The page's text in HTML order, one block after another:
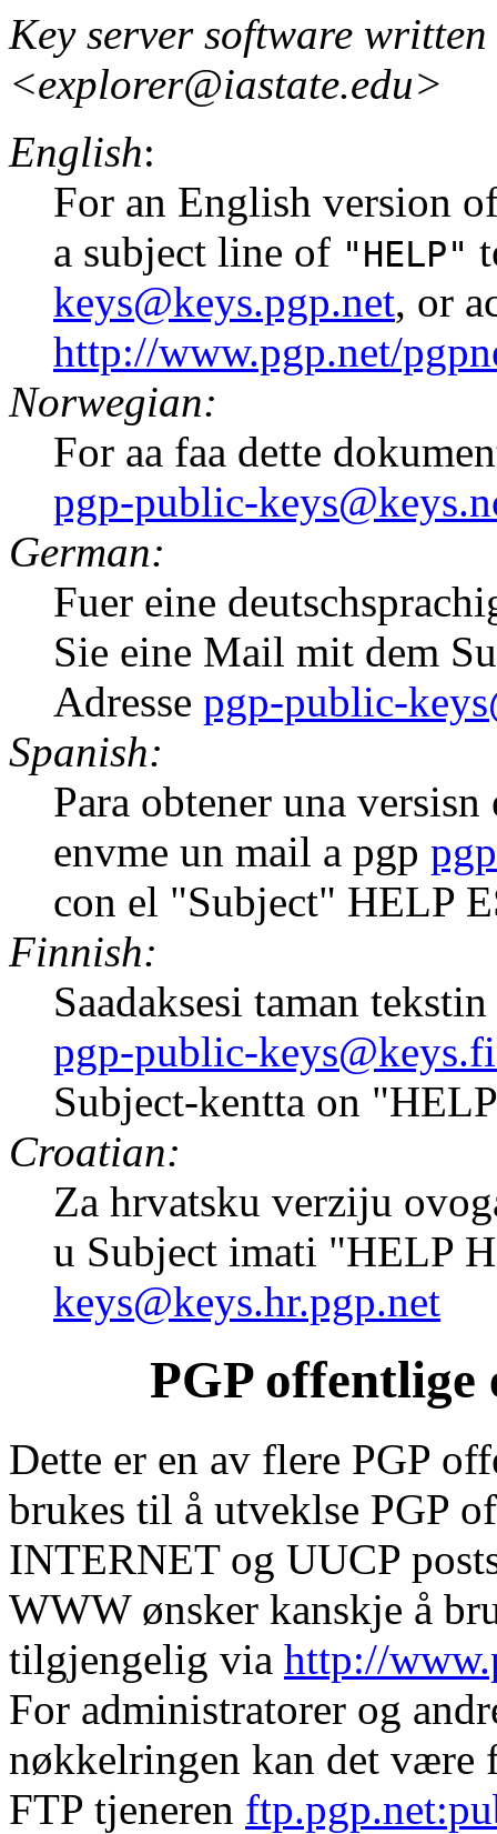
Key server software
<explorer@iastate.edu>
English:
For an English version
a subject line of "HELP"
keys@keys.pgp.net, or
http://www.pgp.net/
Norwegian:
For aa faa dette
pgp-public-
German:
Fuer eine
Sie eine Mail mit dem
Adresse pgp-public-
Spanish:
Para obtener una
envme un mail a pgp
con el "Subject" HELP
Finnish:
Saadaksesi taman
pgp-public-
Subject-kentta on
Croatian:
Za hrvatsku verziju
u Subject imati "HELP
keys@keys.hr.pgp.net
PGP offentlige
Dette er en av flere PGP
brukes til å utveklse PGP
INTERNET og UUCP
WWW ønsker kanskje å
tilgjengelig via http://
For administratorer og
nøkkelringen kan det være
FTP tjeneren